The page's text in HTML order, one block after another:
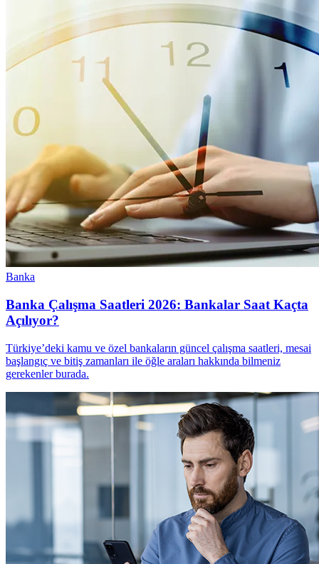
Banka
Banka Çalışma Saatleri 2026: Bankalar Saat Kaçta
Açılıyor?
Türkiye’deki kamu ve özel bankaların güncel çalışma saatleri, mesai
başlangıç ve bitiş zamanları ile öğle araları hakkında bilmeniz
gerekenler burada.